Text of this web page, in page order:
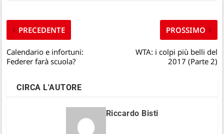
PRECEDENTE
Calendario e infortuni:
Federer farà scuola?
PROSSIMO
WTA: i colpi più belli del
2017 (Parte 2)
CIRCA L'AUTORE
Riccardo Bisti